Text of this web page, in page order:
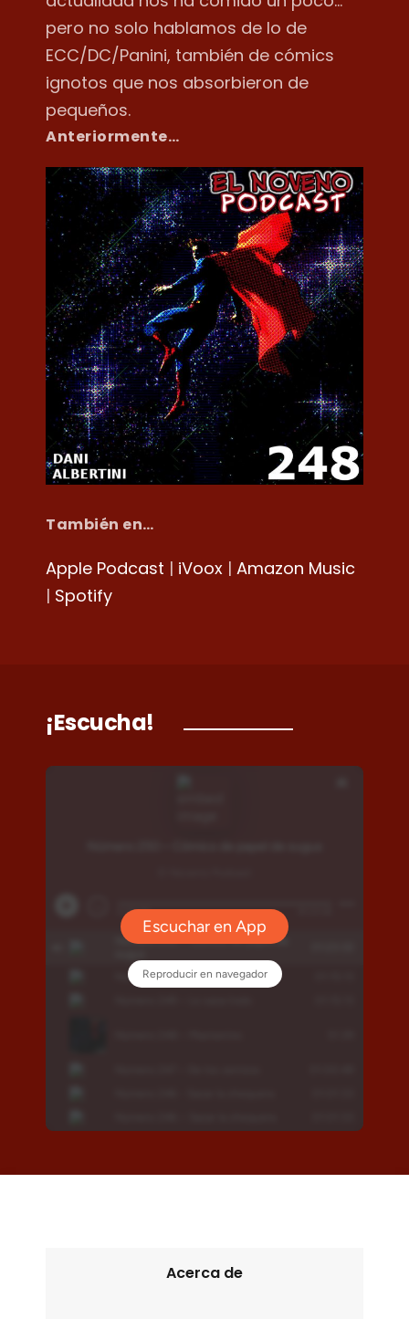
pero no solo hablamos de lo de
ECC/DC/Panini, también de cómics
ignotos que nos absorbieron de
pequeños.
Anteriormente…
También en…
Apple Podcast | iVoox | Amazon Music
| Spotify
¡Escucha!
Acerca de